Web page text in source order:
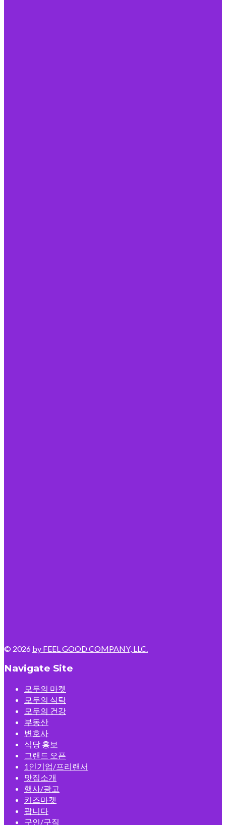
© 2026 by FEEL GOOD COMPANY, LLC.
Navigate Site
모두의 마켓
모두의 식탁
모두의 건강
부동산
변호사
식당 홍보
그랜드 오픈
1인기업/프리랜서
맛집소개
행사/광고
키즈마켓
팝니다
구인/구직